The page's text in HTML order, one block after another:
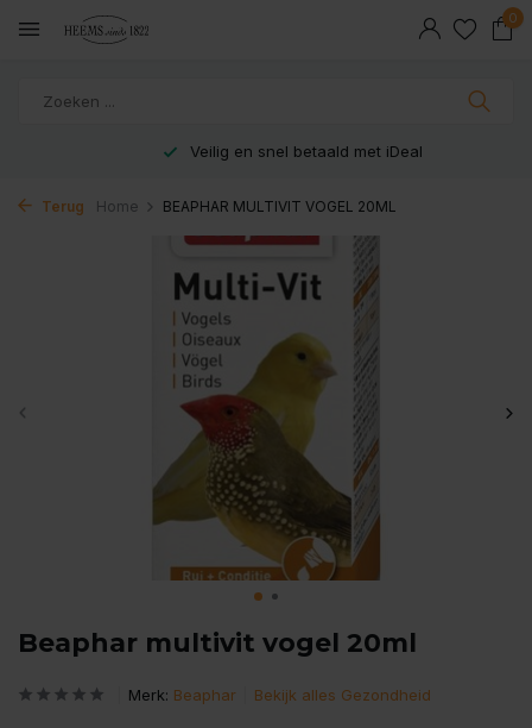
0
Veilig en snel betaald met iDeal
Terug Home BEAPHAR MULTIVIT VOGEL 20ML
Beaphar multivit vogel 20ml
Merk: Beaphar Bekijk alles Gezondheid